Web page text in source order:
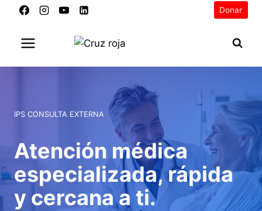
Saltar
contenido
Donar
IPS CONSULTA EXTERNA
Atención médica
especializada, rápida
y cercana a ti.